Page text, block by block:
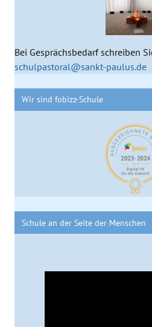
Bei Gesprächsbedarf schreiben
schulpastoral@sankt-paulus.de
Wir sind fobizz-Schule
Schule an der Seite der Menschen